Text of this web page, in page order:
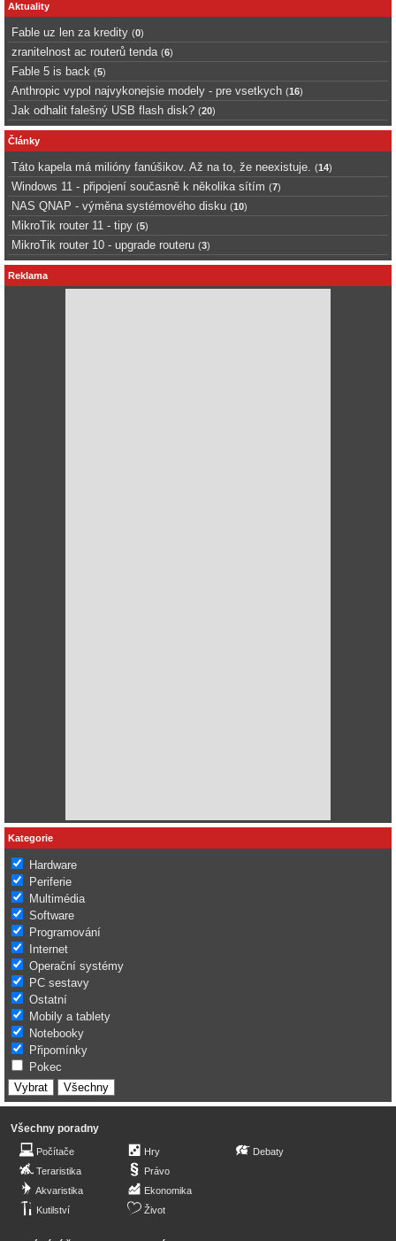
Aktuality
Fable uz len za kredity (0)
zranitelnost ac routerů tenda (6)
Fable 5 is back (5)
Anthropic vypol najvykonejsie modely - pre vsetkych (16)
Jak odhalit falešný USB flash disk? (20)
Články
Táto kapela má milióny fanúšikov. Až na to, že neexistuje. (14)
Windows 11 - připojení současně k několika sítím (7)
NAS QNAP - výměna systémového disku (10)
MikroTik router 11 - tipy (5)
MikroTik router 10 - upgrade routeru (3)
Reklama
Kategorie
Hardware
Periferie
Multimédia
Software
Programování
Internet
Operační systémy
PC sestavy
Ostatní
Mobily a tablety
Notebooky
Připomínky
Pokec
Všechny poradny
Počítače
Teraristika
Akvaristika
Kutilství
Hry
Právo
Ekonomika
Život
Debaty